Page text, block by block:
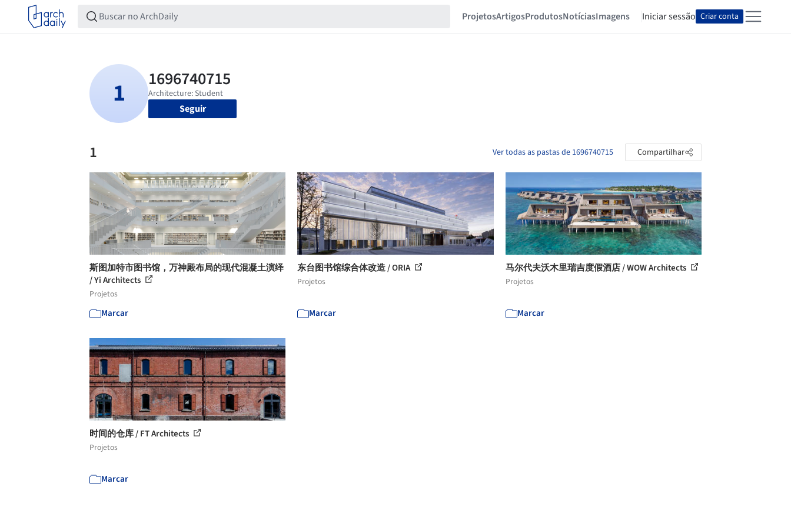
ProjetosArtigosProdutosNotíciasImagens Iniciar sessão Criar conta
Seguir
1 Ver todas as pastas de 1696740715 Compartilhar
斯图加特市图书馆，万神殿布局的现代混凝土演绎
/ Yi Architects
Projetos
Marcar
东台图书馆综合体改造 / ORIA
Projetos
Marcar
马尔代夫沃木里瑞吉度假酒店 / WOW Architects
Projetos
Marcar
时间的仓库 / FT Architects
Projetos
Marcar